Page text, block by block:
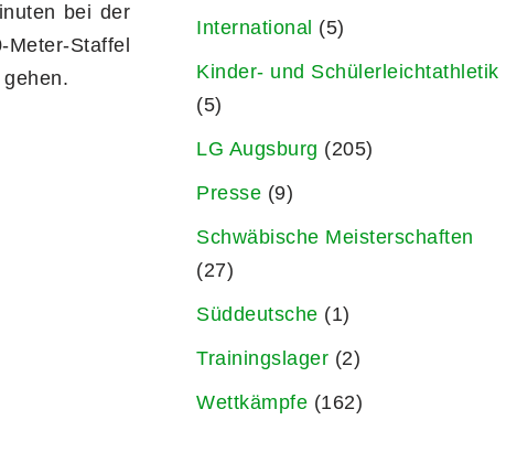
bei der
Staffel
International (5)
Kinder- und Schülerleichtathletik
(5)
LG Augsburg (205)
Presse (9)
Schwäbische Meisterschaften
(27)
Süddeutsche (1)
Trainingslager (2)
Wettkämpfe (162)